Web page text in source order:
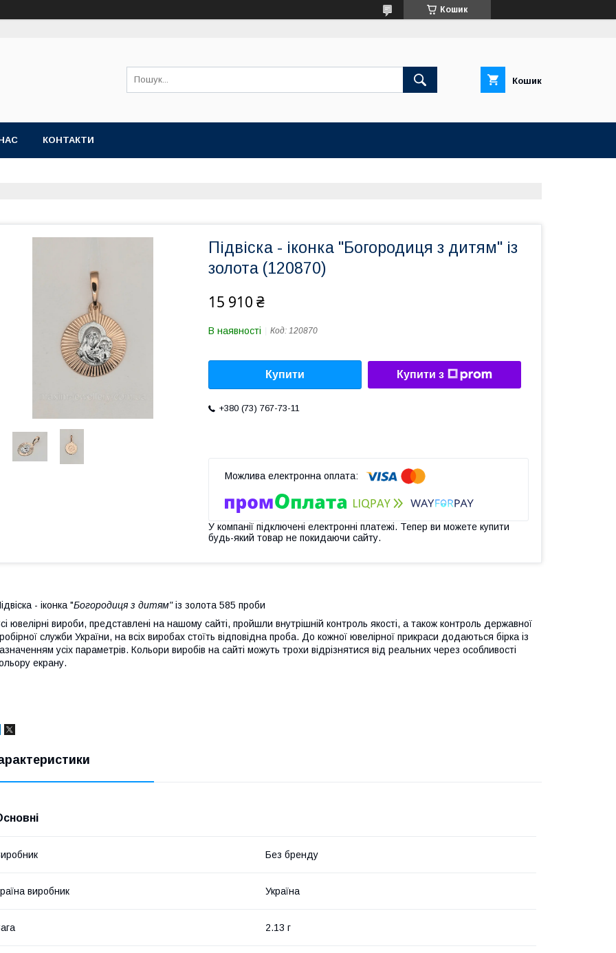
Кошик
Кошик
КОНТАКТИ
Підвіска - іконка "Богородиця з дитям" із
золота (120870)
15 910 ₴
В наявності Код: 120870
Купити Купити з
+380 (73) 767-73-11
У компанії підключені електронні платежі. Тепер ви можете купити
будь-який товар не покидаючи сайту.
- іконка "Богородиця з дитям"із золота 585 проби
ювелірні вироби, представлені на нашому сайті, пройшли внутрішній контроль якості, а також контроль державної
служби України, на всіх виробах стоїть відповідна проба. До кожної ювелірної прикраси додаються бірка із
усіх параметрів. Кольори виробів на сайті можуть трохи відрізнятися від реальних через особливості
екрану.
Без бренду
виробник Україна
2.13 г